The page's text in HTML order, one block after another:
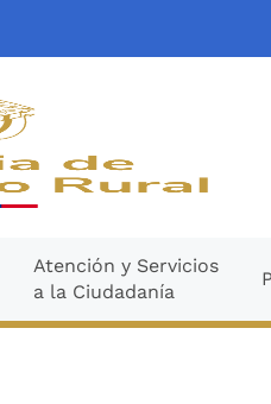
Atención y Servicios
a la Ciudadanía